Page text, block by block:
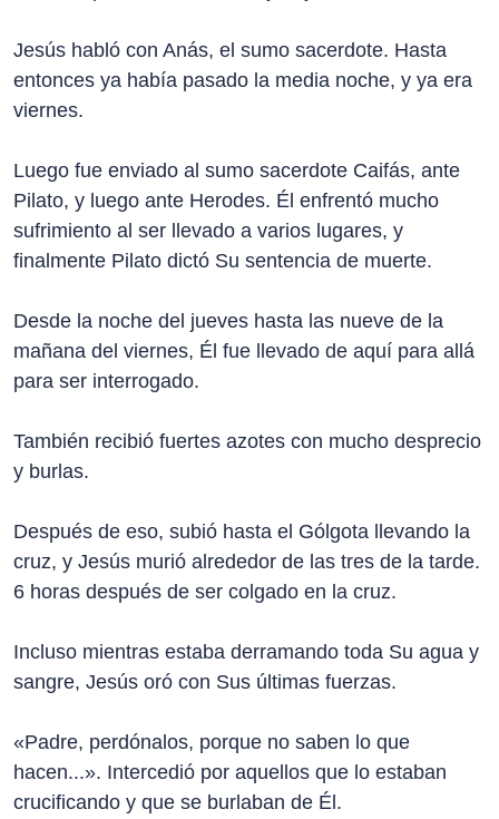
Jesús habló con Anás, el sumo sacerdote. Hasta
entonces ya había pasado la media noche, y ya era
viernes.
Luego fue enviado al sumo sacerdote Caifás, ante
Pilato, y luego ante Herodes. Él enfrentó mucho
sufrimiento al ser llevado a varios lugares, y
finalmente Pilato dictó Su sentencia de muerte.
Desde la noche del jueves hasta las nueve de la
mañana del viernes, Él fue llevado de aquí para allá
para ser interrogado.
También recibió fuertes azotes con mucho desprecio
y burlas.
Después de eso, subió hasta el Gólgota llevando la
cruz, y Jesús murió alrededor de las tres de la tarde.
6 horas después de ser colgado en la cruz.
Incluso mientras estaba derramando toda Su agua y
sangre, Jesús oró con Sus últimas fuerzas.
«Padre, perdónalos, porque no saben lo que
hacen...». Intercedió por aquellos que lo estaban
crucificando y que se burlaban de Él.